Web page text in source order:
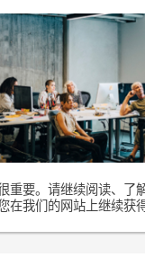
重要。请继续阅读、了
在我们的网站上继续获